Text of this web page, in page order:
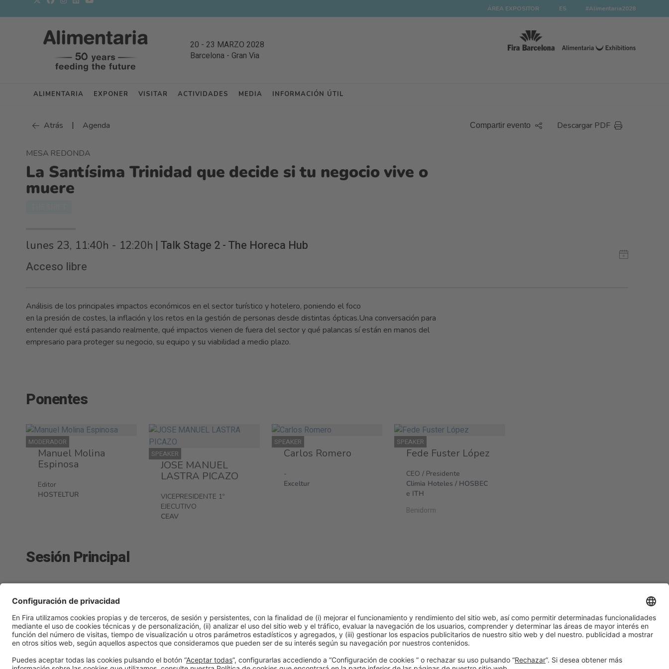
ÁREA EXPOSITOR ES #Alimentaria2028
20 - 23 MARZO 2028
Barcelona - Gran Via
ALIMENTARIA EXPONER VISITAR ACTIVIDADES MEDIA INFORMACIÓN ÚTIL
Atrás | Agenda Compartir evento Descargar PDF
MESA REDONDA
La Santísima Trinidad que decide si tu negocio vive o
muere
lunes 23, 11:40h - 12:20h | Talk Stage 2 - The Horeca Hub
Acceso libre
Análisis de los principales impactos económicos en el sector turístico y hotelero, poniendo el foco
en la presión de costes, la inflación y los retos en la gestión de personas desde distintas ópticas.Una conversación para
entender qué está pasando realmente, qué impactos vienen de fuera del sector y qué palancas sí están en manos del
empresario para proteger su negocio, su equipo y su viabilidad a medio plazo.
Ponentes
MODERADOR
Manuel Molina
Espinosa
Editor
HOSTELTUR
SPEAKER
JOSE MANUEL
LASTRA PICAZO
VICEPRESIDENTE 1º
EJECUTIVO
CEAV
SPEAKER
Carlos Romero
-
Exceltur
SPEAKER
Fede Fuster López
CEO / Presidente
Climia Hoteles / HOSBEC
e ITH
Benidorm
Sesión Principal
en las redes sociales